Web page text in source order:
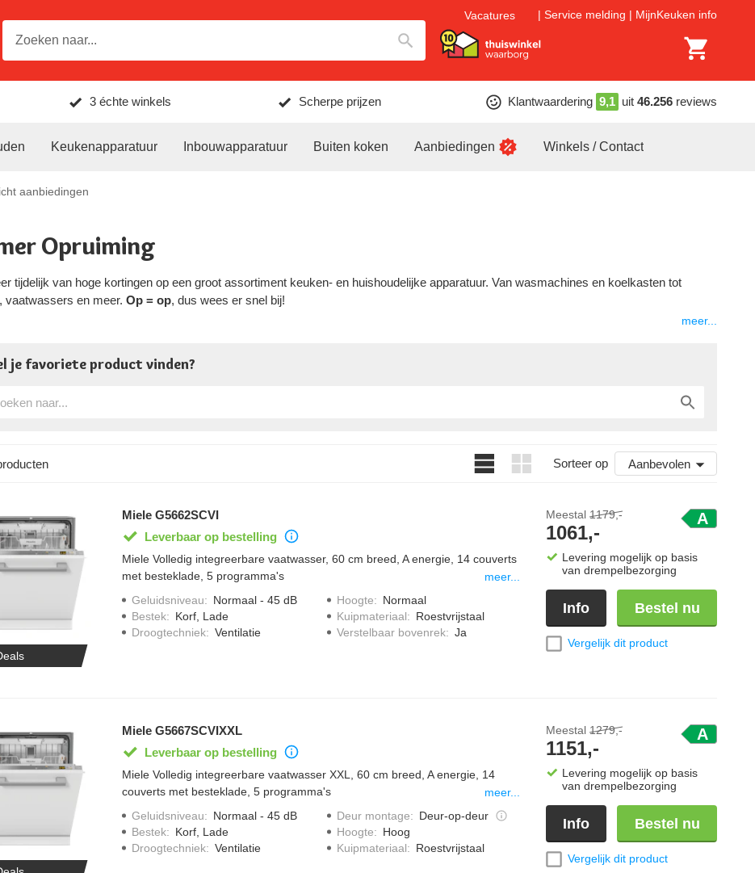
Vacatures Service melding MijnKeuken info
3 échte winkels Scherpe prijzen Klantwaardering 9,1 uit 46.256 reviews
Keukenapparatuur Inbouwapparatuur Buiten koken Aanbiedingen Winkels / Contact
aanbiedingen
Opruiming
tijdelijk van hoge kortingen op een groot assortiment keuken- en huishoudelijke apparatuur. Van wasmachines en koelkasten tot
vaatwassers en meer. Op = op, dus wees er snel bij!
meer...
je favoriete product vinden?
Sorteer op Aanbevolen
Miele G5662SCVI
Leverbaar op bestelling
Miele Volledig integreerbare vaatwasser, 60 cm breed, A energie, 14 couverts
met besteklade, 5 programma's
meer...
Geluidsniveau: Normaal - 45 dB
Bestek: Korf, Lade
Droogtechniek: Ventilatie
Hoogte: Normaal
Kuipmateriaal: Roestvrijstaal
Verstelbaar bovenrek: Ja
A
Meestal 1179,-
1061,-
Levering mogelijk op basis
van drempelbezorging
Info Bestel nu
Vergelijk dit product
Miele G5667SCVIXXL
Leverbaar op bestelling
Miele Volledig integreerbare vaatwasser XXL, 60 cm breed, A energie, 14
couverts met besteklade, 5 programma's
meer...
Geluidsniveau: Normaal - 45 dB
Bestek: Korf, Lade
Droogtechniek: Ventilatie
Deur montage: Deur-op-deur
Hoogte: Hoog
Kuipmateriaal: Roestvrijstaal
A
Meestal 1279,-
1151,-
Levering mogelijk op basis
van drempelbezorging
Info Bestel nu
Vergelijk dit product